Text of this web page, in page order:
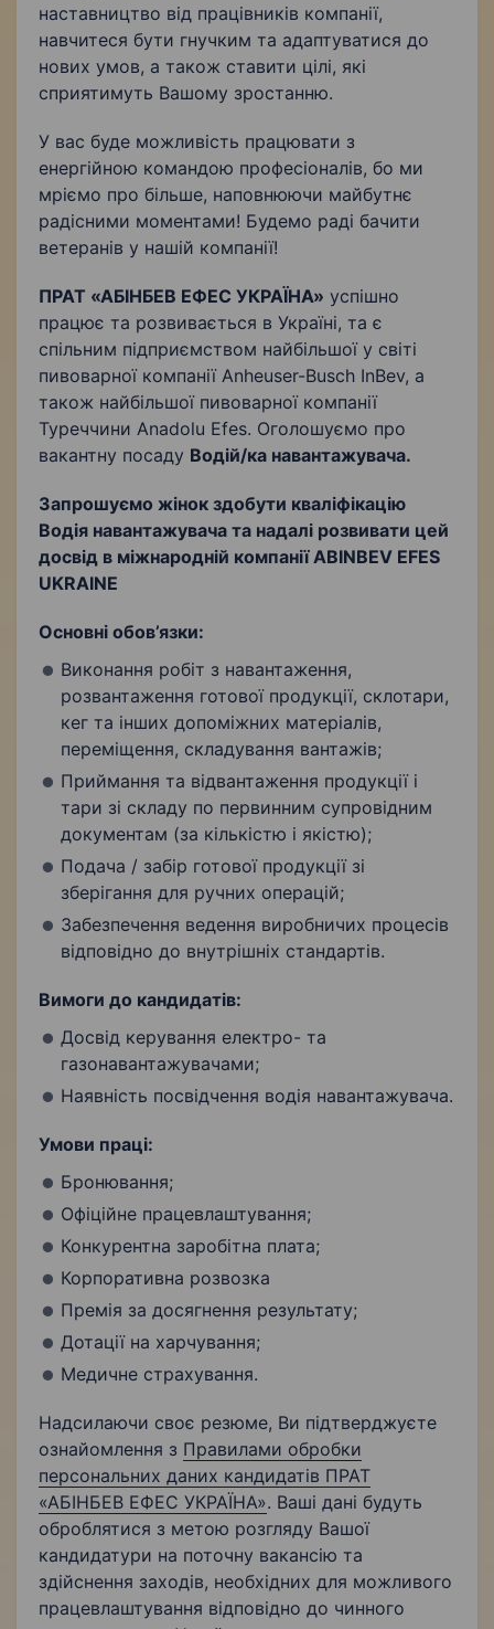
наставництво від працівників компанії,
навчитеся бути гнучким та адаптуватися до
нових умов, а також ставити цілі, які
сприятимуть Вашому зростанню.
У вас буде можливість працювати з
енергійною командою професіоналів, бо ми
мріємо про більше, наповнюючи майбутнє
радісними моментами! Будемо раді бачити
ветеранів у нашій компанії!
ПРАТ «АБІНБЕВ ЕФЕС УКРАЇНА» успішно
працює та розвивається в Україні, та є
спільним підприємством найбільшої у світі
пивоварної компанії Anheuser-Busch InBev, а
також найбільшої пивоварної компанії
Туреччини Anadolu Efes. Оголошуємо про
вакантну посаду Водій/ка навантажувача.
Запрошуємо жінок здобути кваліфікацію
Водія навантажувача та надалі розвивати цей
досвід в міжнародній компанії ABINBEV EFES
UKRAINE
Основні обов’язки:
Виконання робіт з навантаження,
розвантаження готової продукції, склотари,
кег та інших допоміжних матеріалів,
переміщення, складування вантажів;
Приймання та відвантаження продукції і
тари зі складу по первинним супровідним
документам (за кількістю і якістю);
Подача / забір готової продукції зі
зберігання для ручних операцій;
Забезпечення ведення виробничих процесів
відповідно до внутрішніх стандартів.
Вимоги до кандидатів:
Досвід керування електро- та
газонавантажувачами;
Наявність посвідчення водія навантажувача.
Умови праці:
Бронювання;
Офіційне працевлаштування;
Конкурентна заробітна плата;
Корпоративна розвозка
Премія за досягнення результату;
Дотації на харчування;
Медичне страхування.
Надсилаючи своє резюме, Ви підтверджуєте
ознайомлення з Правилами обробки
персональних даних кандидатів ПРАТ
«АБІНБЕВ ЕФЕС УКРАЇНА». Ваші дані будуть
оброблятися з метою розгляду Вашої
кандидатури на поточну вакансію та
здійснення заходів, необхідних для можливого
працевлаштування відповідно до чинного